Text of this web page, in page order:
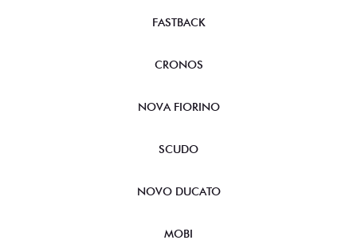
FASTBACK
CRONOS
NOVA FIORINO
SCUDO
NOVO DUCATO
MOBI